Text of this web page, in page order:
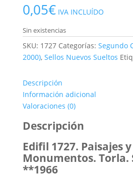
0,05€ IVA INCLUÍDO
Sin existencias
SKU: 1727 Categorías: Segundo
2000), Sellos Nuevos Sueltos
Descripción
Información adicional
Valoraciones (0)
Descripción
Edifil 1727. Paisajes y
Monumentos. Torla.
**1966